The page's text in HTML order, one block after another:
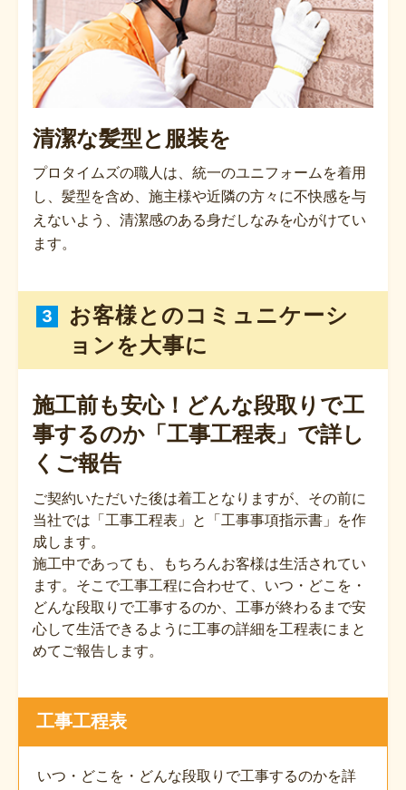
清潔な髪型と服装を
プロタイムズの職人は、統一のユニフォームを着用
し、髪型を含め、施主様や近隣の方々に不快感を与
えないよう、清潔感のある身だしなみを心がけてい
ます。
3
お客様とのコミュニケーシ
ョンを大事に
施工前も安心！どんな段取りで工
事するのか 「工事工程表」で詳し
くご報告
ご契約いただいた後は着工となりますが、その前に
当社では「工事工程表」と「工事事項指示書」を作
成します。
施工中であっても、もちろんお客様は生活されてい
ます。そこで工事工程に合わせて、いつ・どこを・
どんな段取りで工事するのか、工事が終わるまで安
心して生活できるように工事の詳細を工程表にまと
めてご報告します。
工事工程表
いつ・どこを・どんな段取りで工事するのかを詳